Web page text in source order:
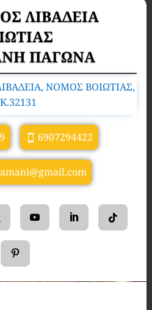
ΛΙΒΑΔΕΙΑ
ΠΑΓΩΝΑ
ΝΟΜΟΣ ΒΟΙΩΤΙΑΣ,
6907294422